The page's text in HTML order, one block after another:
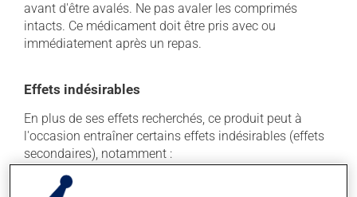
avant d'être avalés. Ne pas avaler les comprimés
intacts. Ce médicament doit être pris avec ou
immédiatement après un repas.
Effets indésirables
En plus de ses effets recherchés, ce produit peut à
l'occasion entraîner certains effets indésirables (effets
secondaires), notamment :
il peut causer des maux de tête;